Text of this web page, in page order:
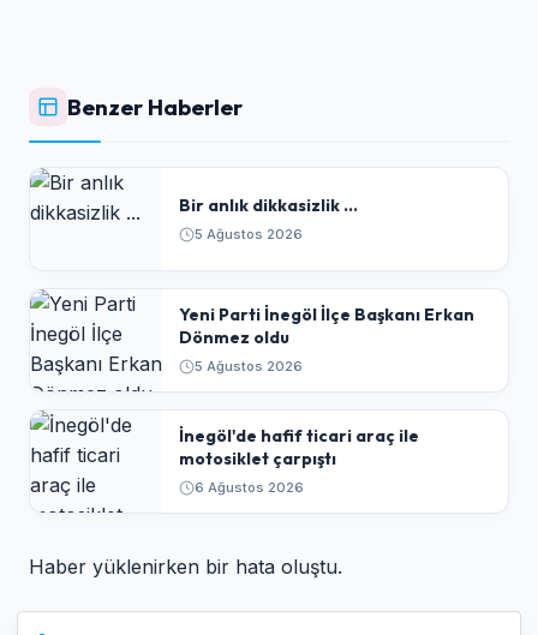
Benzer Haberler
Bir anlık dikkasizlik ...
5 Ağustos 2026
Yeni Parti İnegöl İlçe Başkanı Erkan
Dönmez oldu
5 Ağustos 2026
İnegöl'de hafif ticari araç ile
motosiklet çarpıştı
6 Ağustos 2026
Haber yüklenirken bir hata oluştu.